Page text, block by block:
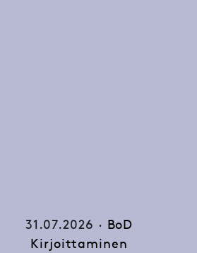
31.07.2026 · BoD
Kirjoittaminen